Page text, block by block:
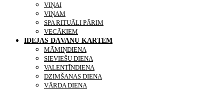
VIŅAI
VIŅAM
SPA RITUĀLI PĀRIM
VECĀKIEM
IDEJAS DĀVANU KARTĒM
MĀMIŅDIENA
SIEVIEŠU DIENA
VALENTĪNDIENA
DZIMŠANAS DIENA
VĀRDA DIENA